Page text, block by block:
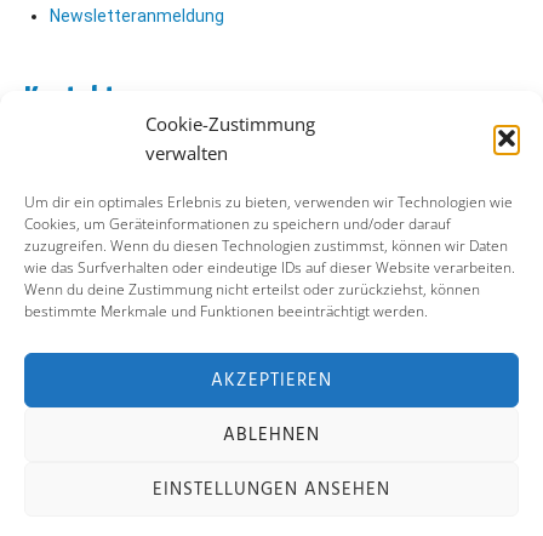
Cookie-Zustimmung
verwalten
Um dir ein optimales Erlebnis zu bieten, verwenden wir Technologien wie
Cookies, um Geräteinformationen zu speichern und/oder darauf
zuzugreifen. Wenn du diesen Technologien zustimmst, können wir Daten
wie das Surfverhalten oder eindeutige IDs auf dieser Website verarbeiten.
Wenn du deine Zustimmung nicht erteilst oder zurückziehst, können
bestimmte Merkmale und Funktionen beeinträchtigt werden.
AKZEPTIEREN
ABLEHNEN
EINSTELLUNGEN ANSEHEN
Newsletteranmeldung
Kontakt
Verlag Kontakt
Soziale Medien
Facebook
Instagram
Datenschutz Cookie-Richtlinie